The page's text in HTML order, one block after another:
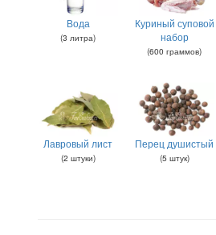
Вода
(3 литра)
Куриный суповой
набор
(600 граммов)
Лавровый лист
(2 штуки)
Перец душистый
(5 штук)